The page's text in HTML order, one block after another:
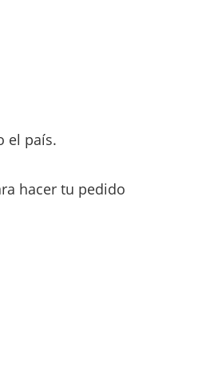
el país.
hacer tu pedido